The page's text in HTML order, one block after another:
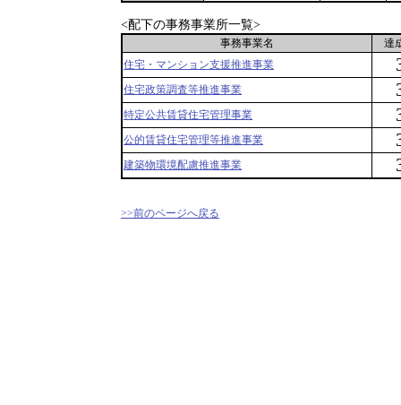
<配下の事務事業所一覧>
事務事業名
達
住宅・マンション支援推進事業
住宅政策調査等推進事業
特定公共賃貸住宅管理事業
公的賃貸住宅管理等推進事業
建築物環境配慮推進事業
>>前のページへ戻る